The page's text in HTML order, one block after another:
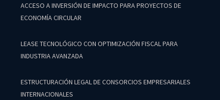
ACCESO A INVERSIÓN DE IMPACTO PARA PROYECTOS DE
ECONOMÍA CIRCULAR
LEASE TECNOLÓGICO CON OPTIMIZACIÓN FISCAL PARA
INDUSTRIA AVANZADA
ESTRUCTURACIÓN LEGAL DE CONSORCIOS EMPRESARIALES
INTERNACIONALES